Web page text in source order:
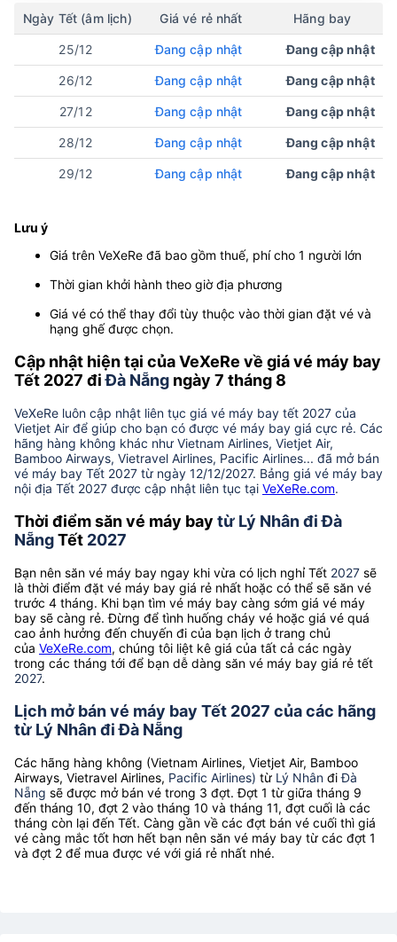
Ngày Tết (âm lịch) Giá vé rẻ nhất Hãng bay
25/12 Đang cập nhật Đang cập nhật
26/12 Đang cập nhật Đang cập nhật
27/12 Đang cập nhật Đang cập nhật
28/12 Đang cập nhật Đang cập nhật
29/12 Đang cập nhật Đang cập nhật
Lưu ý
Giá trên VeXeRe đã bao gồm thuế, phí cho 1 người lớn
Thời gian khởi hành theo giờ địa phương
Giá vé có thể thay đổi tùy thuộc vào thời gian đặt vé và
hạng ghế được chọn.
Cập nhật hiện tại của VeXeRe về giá vé máy bay
Tết 2027 điĐà Nẵng ngày 7 tháng 8
VeXeRe luôn cập nhật liên tục giá vé máy bay tết 2027 của
Vietjet Air để giúp cho bạn có được vé máy bay giá cực rẻ. Các
hãng hàng không khác như Vietnam Airlines, Vietjet Air,
Bamboo Airways, Vietravel Airlines, Pacific Airlines... đã mở bán
vé máy bay Tết 2027 từ ngày 12/12/2027. Bảng giá vé máy bay
nội địa Tết 2027 được cập nhật liên tục tại VeXeRe.com.
Thời điểm săn vé máy bay từ Lý Nhân đi Đà
NẵngTết 2027
Bạn nên săn vé máy bay ngay khi vừa có lịch nghỉ Tết 2027 sẽ
là thời điểm đặt vé máy bay giá rẻ nhất hoặc có thể sẽ săn vé
trước 4 tháng. Khi bạn tìm vé máy bay càng sớm giá vé máy
bay sẽ càng rẻ. Đừng để tình huống cháy vé hoặc giá vé quá
cao ảnh hưởng đến chuyến đi của bạn lịch ở trang chủ
của VeXeRe.com, chúng tôi liệt kê giá của tất cả các ngày
trong các tháng tới để bạn dễ dàng săn vé máy bay giá rẻ tết
2027.
Lịch mở bán vé máy bay Tết 2027 của các hãng
từ Lý Nhân đi Đà Nẵng
Các hãng hàng không (Vietnam Airlines, Vietjet Air, Bamboo
Airways, Vietravel Airlines, Pacific Airlines) từ Lý Nhân điĐà
Nẵng sẽ được mở bán vé trong 3 đợt. Đợt 1 từ giữa tháng 9
đến tháng 10, đợt 2 vào tháng 10 và tháng 11, đợt cuối là các
tháng còn lại đến Tết. Càng gần về các đợt bán vé cuối thì giá
vé càng mắc tốt hơn hết bạn nên săn vé máy bay từ các đợt 1
và đợt 2 để mua được vé với giá rẻ nhất nhé.